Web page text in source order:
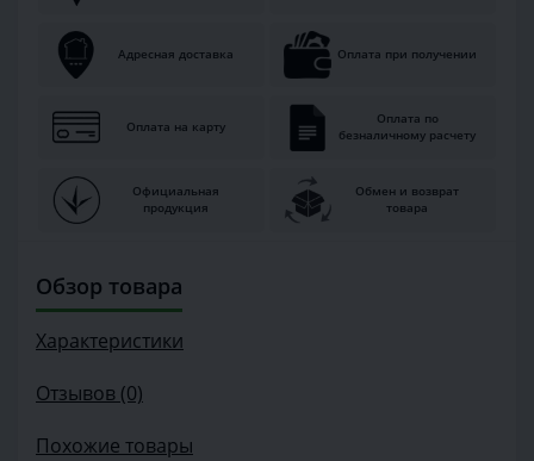
Адресная доставка Оплата при получении
Оплата на карту
Оплата по
безналичному расчету
Официальная
продукция
Обмен и возврат
товара
Обзор товара
Характеристики
Отзывов (0)
Похожие товары